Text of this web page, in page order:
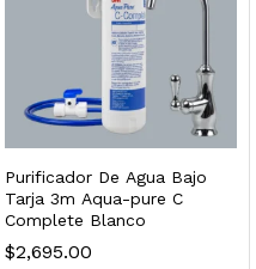
Purificador De Agua Bajo
Tarja 3m Aqua-pure C
Complete Blanco
$2,695.00
| Agua Purificada